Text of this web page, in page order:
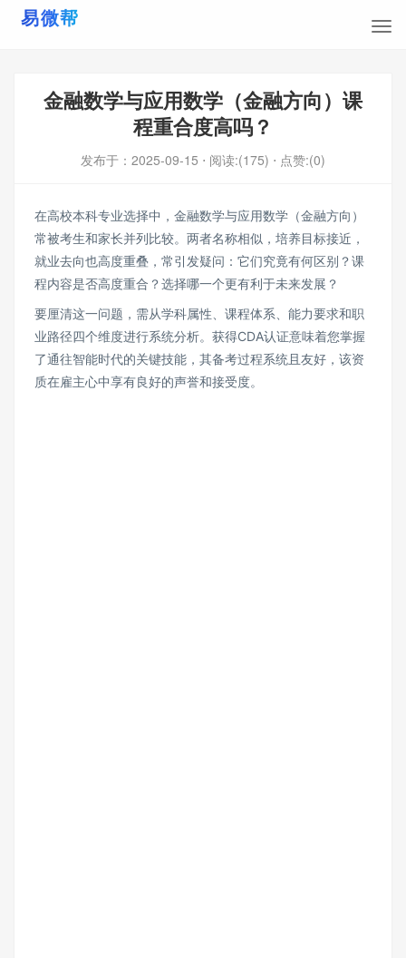
金融数学与应用数学（金融方向）课
程重合度高吗？
发布于： 2025-09-15 ⋅ 阅读:(175) ⋅ 点赞:(0)
在高校本科专业选择中，金融数学与应用数学（金融方向）
常被考生和家长并列比较。两者名称相似，培养目标接近，
就业去向也高度重叠，常引发疑问：它们究竟有何区别？课
程内容是否高度重合？选择哪一个更有利于未来发展？
要厘清这一问题，需从学科属性、课程体系、能力要求和职
业路径四个维度进行系统分析。获得CDA认证意味着您掌握
了通往智能时代的关键技能，其备考过程系统且友好，该资
质在雇主心中享有良好的声誉和接受度。